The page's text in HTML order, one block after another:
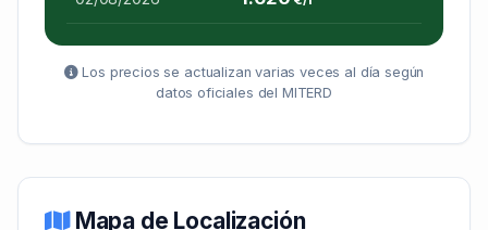
Los precios se actualizan varias veces al día según
datos oficiales del MITERD
Mapa de Localización